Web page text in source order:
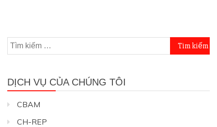
Tìm
kiếm
DỊCH VỤ CỦA CHÚNG TÔI
CBAM
CH-REP